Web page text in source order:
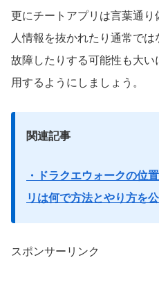
更にチートアプリは言葉通
人情報を抜かれたり通常で
故障したりする可能性も大
用するようにしましょう。
関連記事
・ドラクエウォークの位
リは何で方法とやり方を公
スポンサーリンク